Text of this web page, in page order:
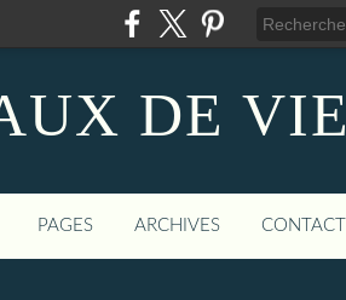
DE VIE
PAGES ARCHIVES CONTACT